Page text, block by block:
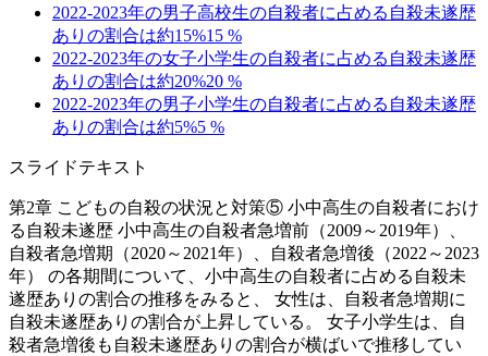
2022-2023年の男子高校生の自殺者に占める自殺未遂歴
ありの割合は約15%15 %
2022-2023年の女子小学生の自殺者に占める自殺未遂歴
ありの割合は約20%20 %
2022-2023年の男子小学生の自殺者に占める自殺未遂歴
ありの割合は約5%5 %
スライドテキスト
第2章 こどもの自殺の状況と対策⑤ 小中高生の自殺者におけ
る自殺未遂歴 小中高生の自殺者急増前（2009～2019年）、
自殺者急増期（2020～2021年）、自殺者急増後（2022～2023
年） の各期間について、小中高生の自殺者に占める自殺未
遂歴ありの割合の推移をみると、 女性は、自殺者急増期に
自殺未遂歴ありの割合が上昇している。 女子小学生は、自
殺者急増後も自殺未遂歴ありの割合が横ばいで推移してい